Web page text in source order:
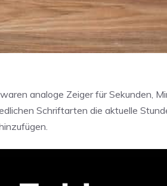
analoge Zeiger für Sekunden,
Schriftarten die aktuelle